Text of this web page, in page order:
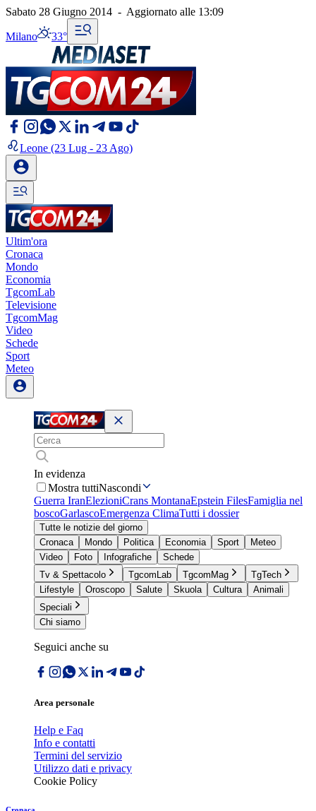
Sabato 28 Giugno 2014 - Aggiornato alle 13:09
Milano 33°
Leone (23 Lug - 23 Ago)
Ultim'ora
Cronaca
Mondo
Economia
TgcomLab
Televisione
TgcomMag
Video
Schede
Sport
Meteo
In evidenza
Mostra tuttiNascondi
Guerra IranElezioniCrans MontanaEpstein FilesFamiglia nel
boscoGarlascoEmergenza ClimaTutti i dossier
Tutte le notizie del giorno
Cronaca
Mondo Politica Economia Sport
Meteo
Video
Foto Infografiche
Schede
Tv & Spettacolo
TgcomLab TgcomMag
TgTech
Lifestyle
Oroscopo Salute Skuola Cultura
Animali
Speciali
Chi siamo
Seguici anche su
Area personale
Help e Faq
Info e contatti
Termini del servizio
Utilizzo dati e privacy
Cookie Policy